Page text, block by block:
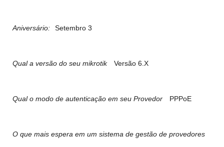
Aniversário: Setembro 3
Qual a versão do seu mikrotik Versão 6.X
Qual o modo de autenticação em seu Provedor PPPoE
O que mais espera em um sistema de gestão de provedores